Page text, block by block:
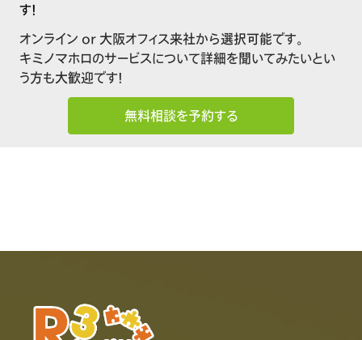
す！
オンライン or 大阪オフィス来社から選択可能です。
キミノマホロのサービスについて詳細を聞いてみたいとい
う方も大歓迎です！
無料相談を予約する